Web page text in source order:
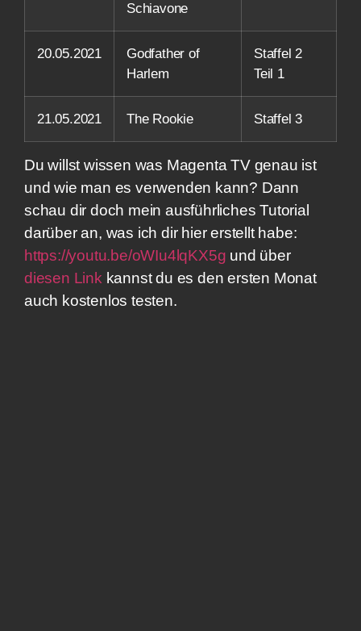
Schiavone
20.05.2021
Godfather of
Harlem
Staffel 2
Teil 1
21.05.2021 The Rookie Staffel 3
Du willst wissen was Magenta TV genau ist
und wie man es verwenden kann? Dann
schau dir doch mein ausführliches Tutorial
darüber an, was ich dir hier erstellt habe:
https://youtu.be/oWIu4lqKX5g und über
diesen Link kannst du es den ersten Monat
auch kostenlos testen.